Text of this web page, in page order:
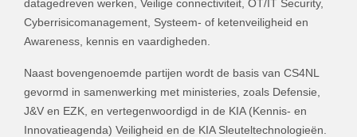
datagedreven werken, Veilige connectiviteit, OT/IT Security,
Cyberrisicomanagement, Systeem- of ketenveiligheid en
Awareness, kennis en vaardigheden.
Naast bovengenoemde partijen wordt de basis van CS4NL
gevormd in samenwerking met ministeries, zoals Defensie,
J&V en EZK, en vertegenwoordigd in de KIA (Kennis- en
Innovatieagenda) Veiligheid en de KIA Sleuteltechnologieën.